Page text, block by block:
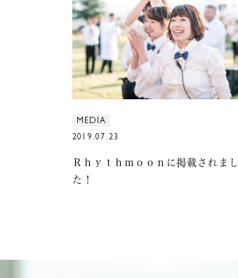
MEDIA
2019.07.23
Ｒｈｙｔｈｍｏｏｎに掲載されまし
た！